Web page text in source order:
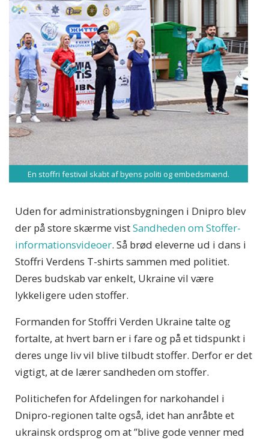
En stoffri festival skabt af byens politi og embedsmænd.
Uden for administrationsbygningen i Dnipro blev
der på store skærme vistSandheden om Stoffer-
informationsvideoer. Så brød eleverne ud i dans i
Stoffri Verdens T-shirts sammen med politiet.
Deres budskab var enkelt, Ukraine vil være
lykkeligere uden stoffer.
Formanden for Stoffri Verden Ukraine talte og
fortalte, at hvert barn er i fare og på et tidspunkt i
deres unge liv vil blive tilbudt stoffer. Derfor er det
vigtigt, at de lærer sandheden om stoffer.
Politichefen for Afdelingen for narkohandel i
Dnipro-regionen talte også, idet han anråbte et
ukrainsk ordsprog om at ”blive gode venner med